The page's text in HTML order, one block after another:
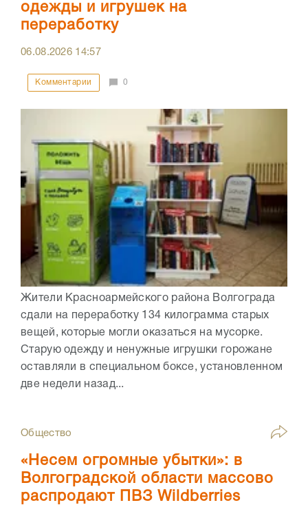
одежды и игрушек на
переработку
06.08.2026 14:57
Комментарии 0
Жители Красноармейского района Волгограда
сдали на переработку 134 килограмма старых
вещей, которые могли оказаться на мусорке.
Старую одежду и ненужные игрушки горожане
оставляли в специальном боксе, установленном
две недели назад...
Общество
«Несем огромные убытки»: в
Волгоградской области массово
распродают ПВЗ Wildberries